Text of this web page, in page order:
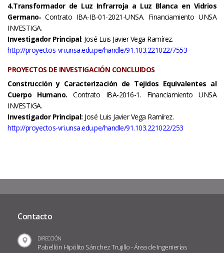
4.Transformador de Luz Infrarroja a Luz Blanca en Vidrios
Germano‐Contrato IBA-IB-01-2021-UNSA. Financiamiento UNSA
INVESTIGA.
Investigador Principal: José Luis Javier Vega Ramírez.
http://proyectos-vri.unsa.edu.pe/handle/91.103.221022/7553
PROYECTOS DE INVESTIGACIÓN CONCLUIDOS
Construcción y Caracterización de Tejidos Equivalentes al
Cuerpo Humano.Contrato IBA-2016-1. Financiamiento UNSA
INVESTIGA.
Investigador Principal: José Luis Javier Vega Ramírez.
http://proyectos-vri.unsa.edu.pe/handle/91.103.221022/253
Contacto
DIRECCIÓN
Pabellón Hipólito Sánchez Trujillo - Área de Ingenierías